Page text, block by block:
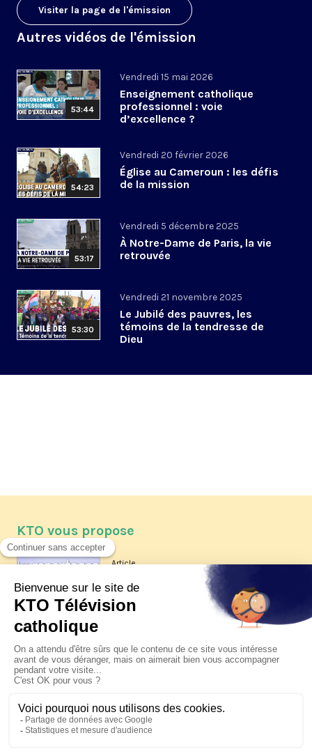
Visiter la page de l'émission
Autres vidéos de l'émission
53:44
Vendredi 15 mai 2026
Enseignement catholique
professionnel : voie
d’excellence ?
54:23
Vendredi 20 février 2026
Église au Cameroun : les défis
de la mission
53:17
Vendredi 5 décembre 2025
À Notre-Dame de Paris, la vie
retrouvée
53:30
Vendredi 21 novembre 2025
Le Jubilé des pauvres, les
témoins de la tendresse de
Dieu
KTO vous propose
Article
Les reportages d'été 2026 de KTO
La visite pastorale du pape Léon
XIV à Assise à suivre sur KTO le
jeudi 6 août
Le pape en Uruguay, Argentine et
Pérou du 6 au 17 novembre 2026